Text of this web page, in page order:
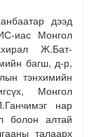
дээд
иас Монгол
Ж.Бат-
багш, д-р,
тэнхимийн
Монгол
нар
болон алтай
талаарх